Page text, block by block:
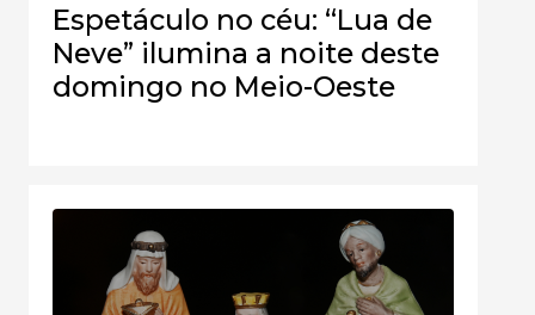
Espetáculo no céu: “Lua de
Neve” ilumina a noite deste
domingo no Meio-Oeste